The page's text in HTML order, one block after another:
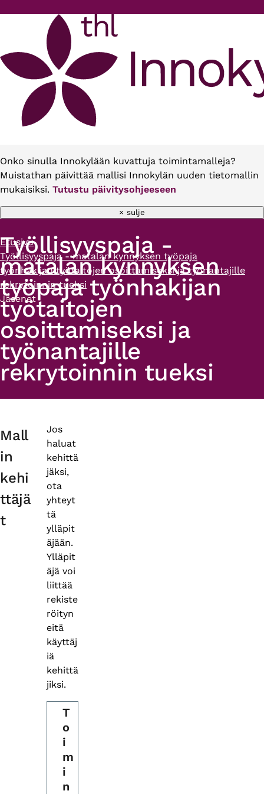
Onko sinulla Innokylään kuvattuja toimintamalleja?
Muistathan päivittää mallisi Innokylän uuden tietomallin
mukaisiksi. Tutustu päivitysohjeeseen
× sulje
Murupolku
Etusivu
Työllisyyspaja - matalan kynnyksen työpaja
työnhakijan työtaitojen osoittamiseksi ja työnantajille
rekrytoinnin tueksi
Jäsenet
Työllisyyspaja -
matalan kynnyksen
työpaja työnhakijan
työtaitojen
osoittamiseksi ja
työnantajille
rekrytoinnin tueksi
Primary
tabs
Mall
in
kehi
ttäjä
t
Jos
haluat
kehittä
jäksi,
ota
yhteyt
tä
ylläpit
äjään.
Ylläpit
äjä voi
liittää
rekiste
röityn
eitä
käyttäj
iä
kehittä
jiksi.
T
o
i
m
i
n